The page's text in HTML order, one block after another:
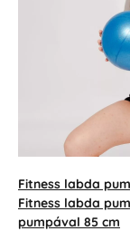
Fitness labda
Fitness labda
pumpával 85 cm